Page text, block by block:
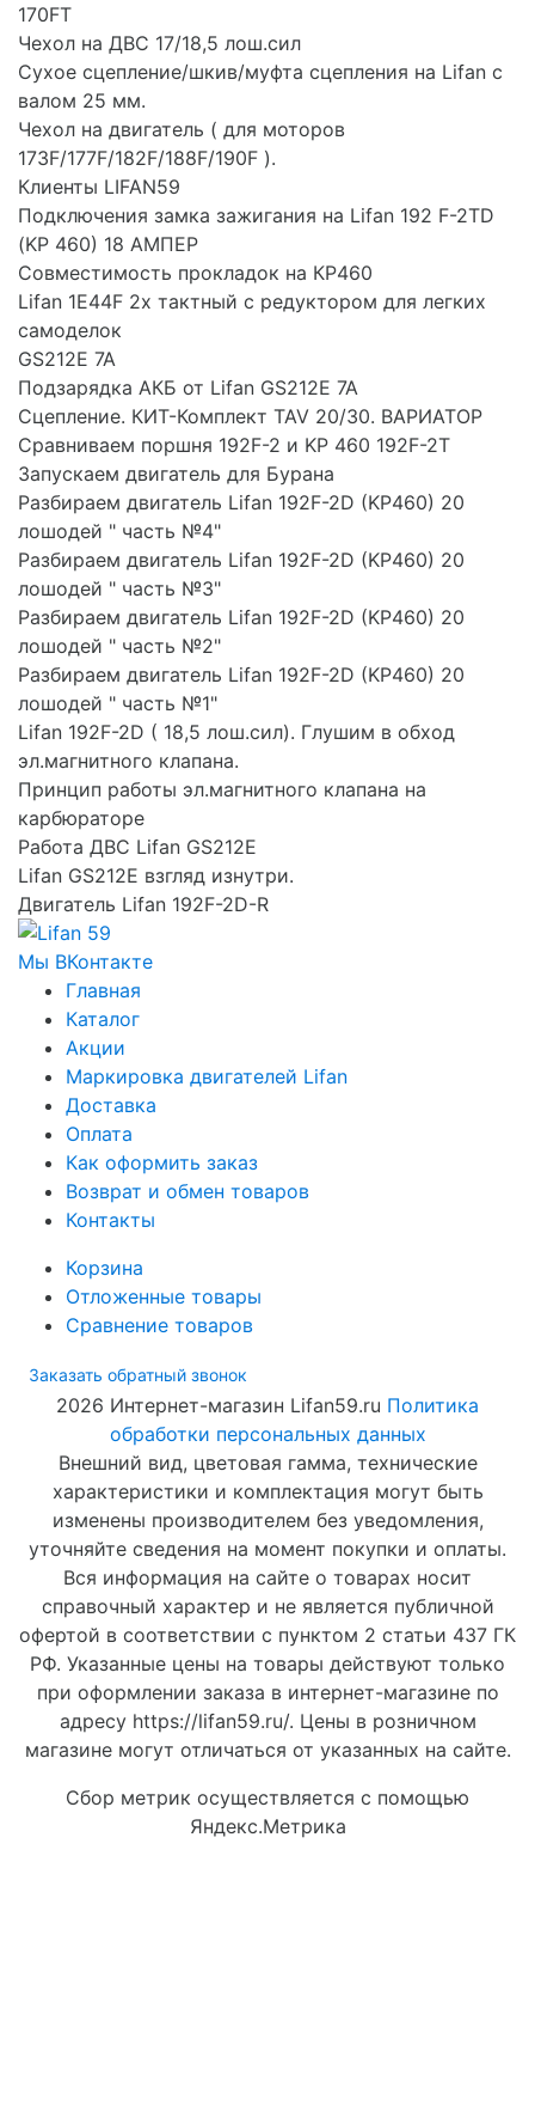
170FT
Чехол на ДВС 17/18,5 лош.сил
Сухое сцепление/шкив/муфта сцепления на Lifan с
валом 25 мм.
Чехол на двигатель ( для моторов
173F/177F/182F/188F/190F ).
Клиенты LIFAN59
Подключения замка зажигания на Lifan 192 F-2TD
(KP 460) 18 АМПЕР
Совместимость прокладок на КР460
Lifan 1E44F 2х тактный с редуктором для легких
самоделок
GS212E 7A
Подзарядка АКБ от Lifan GS212E 7A
Сцепление. КИТ-Комплект TAV 20/30. ВАРИАТОР
Сравниваем поршня 192F-2 и KP 460 192F-2T
Запускаем двигатель для Бурана
Разбираем двигатель Lifan 192F-2D (KP460) 20
лошодей " часть №4"
Разбираем двигатель Lifan 192F-2D (KP460) 20
лошодей " часть №3"
Разбираем двигатель Lifan 192F-2D (KP460) 20
лошодей " часть №2"
Разбираем двигатель Lifan 192F-2D (KP460) 20
лошодей " часть №1"
Lifan 192F-2D ( 18,5 лош.сил). Глушим в обход
эл.магнитного клапана.
Принцип работы эл.магнитного клапана на
карбюраторе
Работа ДВС Lifan GS212E
Lifan GS212E взгляд изнутри.
Двигатель Lifan 192F-2D-R
Мы ВКонтакте
Главная
Каталог
Акции
Маркировка двигателей Lifan
Доставка
Оплата
Как оформить заказ
Возврат и обмен товаров
Контакты
Корзина
Отложенные товары
Сравнение товаров
Заказать обратный звонок
2026 Интернет-магазин Lifan59.ru Политика
обработки персональных данных
Внешний вид, цветовая гамма, технические
характеристики и комплектация могут быть
изменены производителем без уведомления,
уточняйте сведения на момент покупки и оплаты.
Вся информация на сайте о товарах носит
справочный характер и не является публичной
офертой в соответствии с пунктом 2 статьи 437 ГК
РФ. Указанные цены на товары действуют только
при оформлении заказа в интернет-магазине по
адресу https://lifan59.ru/. Цены в розничном
магазине могут отличаться от указанных на сайте.
Сбор метрик осуществляется с помощью
Яндекс.Метрика